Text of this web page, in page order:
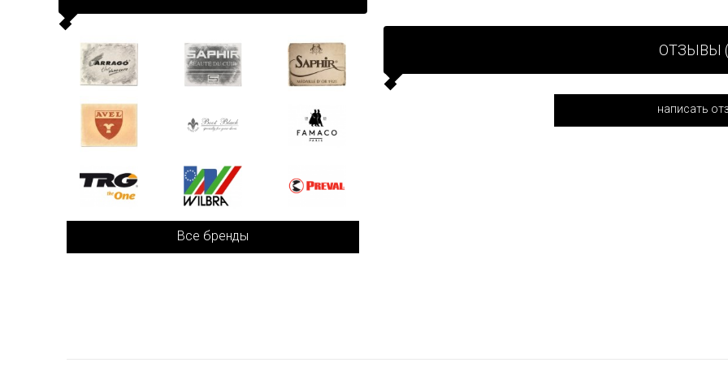
ОТЗЫВЫ
написать
Все бренды